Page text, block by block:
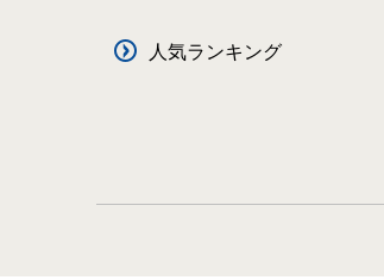
人気ランキング